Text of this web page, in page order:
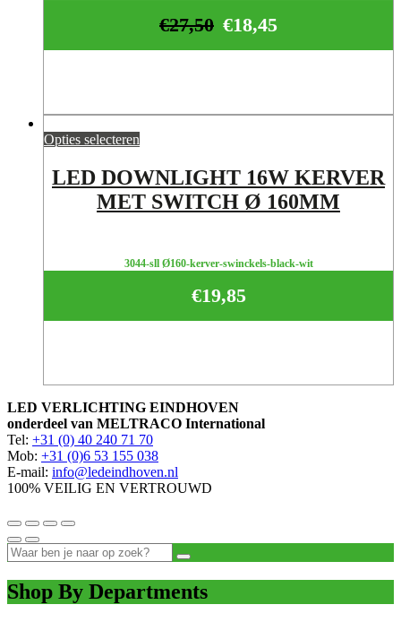
€18,45
€27,50
Opties selecteren
LED DOWNLIGHT 16W KERVER
MET SWITCH Ø 160MM
3044-sll Ø160-kerver-swinckels-black-wit
€19,85
LED VERLICHTING EINDHOVEN
onderdeel van MELTRACO International
Tel: +31 (0) 40 240 71 70
Mob: +31 (0)6 53 155 038
E-mail: info@ledeindhoven.nl
100% VEILIG EN VERTROUWD
Shop By Departments